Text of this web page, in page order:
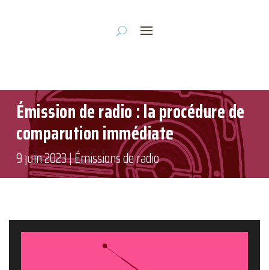
Émission de radio : la procédure de
comparution immédiate
9 juin 2023|Émissions de radio